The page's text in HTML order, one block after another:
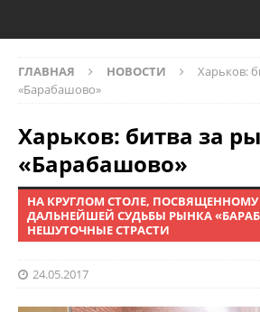
ГЛАВНАЯ НОВОСТИ
Харьков:
«Барабашово»
Харьков: битва за
«Барабашово»
НА КРУГЛОМ СТОЛЕ,
ДАЛЬНЕЙШЕЙ СУДЬБЫ РЫНКА
НЕШУТОЧНЫЕ СТРАСТИ
24.05.2017